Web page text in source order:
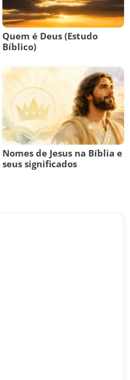
Quem é Deus (Estudo
Bíblico)
Nomes de Jesus na Bíblia e
seus significados